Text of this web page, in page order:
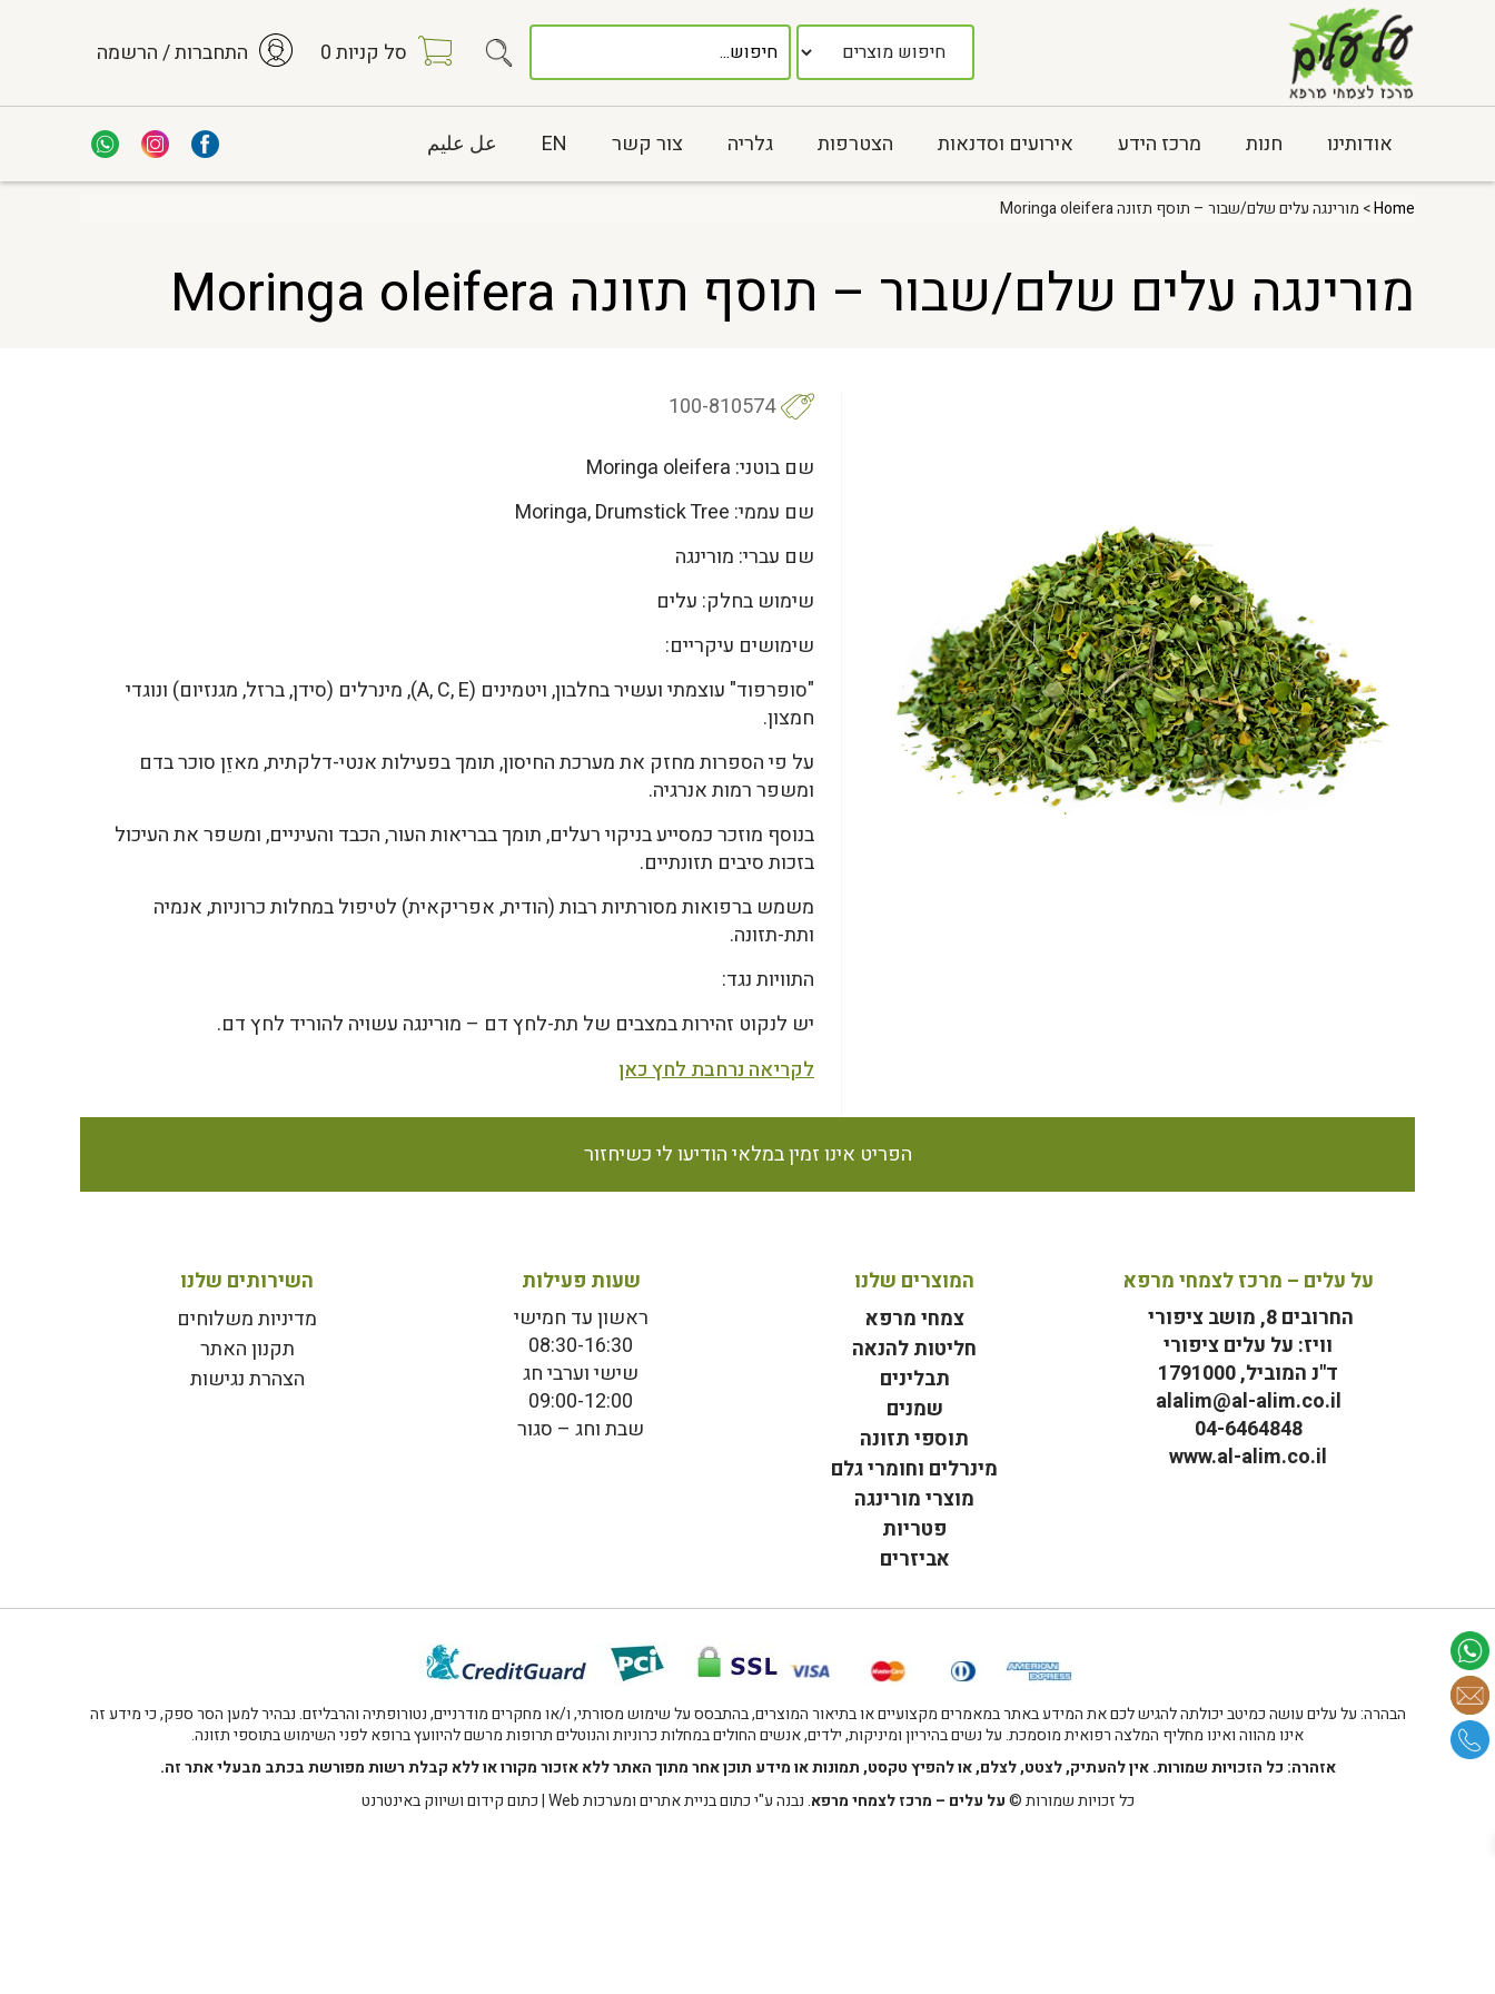
סל קניות0 התחברות / הרשמה
אודותינו חנות מרכז הידע אירועים וסדנאות הצטרפות גלריה צור קשר EN عل عليم
Home> מורינגה עלים שלם/שבור – תוסף תזונה Moringa oleifera
מורינגה עלים שלם/שבור – תוסף תזונה Moringa oleifera
100-810574
שם בוטני: Moringa oleifera
שם עממי: Moringa, Drumstick Tree
שם עברי: מורינגה
שימוש בחלק: עלים
שימושים עיקריים:
"סופרפוד" עוצמתי ועשיר בחלבון, ויטמינים (A, C, E), מינרלים (סידן, ברזל, מגנזיום) ונוגדי
חמצון.
על פי הספרות מחזק את מערכת החיסון, תומך בפעילות אנטי-דלקתית, מאזֵן סוכר בדם
ומשפר רמות אנרגיה.
בנוסף מוזכר כמסייע בניקוי רעלים, תומך בבריאות העור, הכבד והעיניים, ומשפר את העיכול
בזכות סיבים תזונתיים.
משמש ברפואות מסורתיות רבות (הודית, אפריקאית) לטיפול במחלות כרוניות, אנמיה
ותת-תזונה.
התוויות נגד:
יש לנקוט זהירות במצבים של תת-לחץ דם – מורינגה עשויה להוריד לחץ דם.
לקריאה נרחבת לחץ כאן
הפריט אינו זמין במלאי הודיעו לי כשיחזור
על עלים – מרכז לצמחי מרפא
החרובים 8, מושב ציפורי
וויז: על עלים ציפורי
ד"נ המוביל, 1791000
alalim@al-alim.co.il
04-6464848
www.al-alim.co.il
המוצרים שלנו
צמחי מרפא
חליטות להנאה
תבלינים
שמנים
תוספי תזונה
מינרלים וחומרי גלם
מוצרי מורינגה
פטריות
אביזרים
שעות פעילות
ראשון עד חמישי
08:30-16:30
שישי וערבי חג
09:00-12:00
שבת וחג – סגור
השירותים שלנו
מדיניות משלוחים
תקנון האתר
הצהרת נגישות
הבהרה: על עלים עושה כמיטב יכולתה להגיש לכם את המידע באתר במאמרים מקצועיים או בתיאור המוצרים, בהתבסס על שימוש מסורתי, ו/או מחקרים מודרניים, נטורופתיה והרבליזם. נבהיר למען הסר ספק, כי מידע זה
אינו מהווה ואינו מחליף המלצה רפואית מוסמכת. על נשים בהיריון ומיניקות, ילדים, אנשים החולים במחלות כרוניות והנוטלים תרופות מרשם להיוועץ ברופא לפני השימוש בתוספי תזונה.
אזהרה: כל הזכויות שמורות. אין להעתיק, לצטט, לצלם, או להפיץ טקסט, תמונות או מידע תוכן אחר מתוך האתר ללא אזכור מקורו או ללא קבלת רשות מפורשת בכתב מבעלי אתר זה.
כל זכויות שמורות ©על עלים – מרכז לצמחי מרפא. נבנה ע"יכתום בניית אתרים ומערכות Web |כתום קידום ושיווק באינטרנט